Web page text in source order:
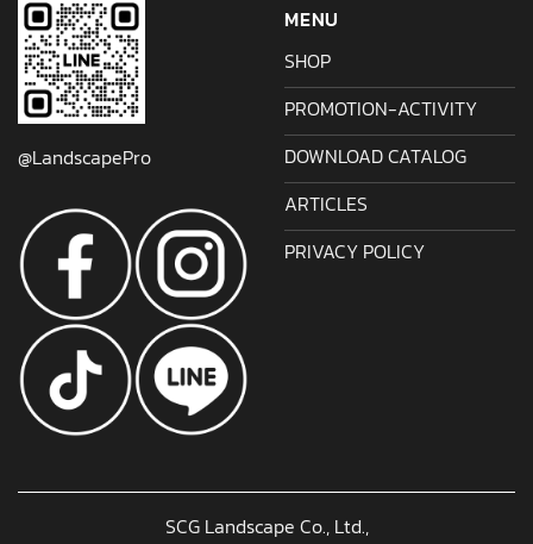
@LandscapePro
MENU
SHOP
PROMOTION-ACTIVITY
DOWNLOAD CATALOG
ARTICLES
PRIVACY POLICY
SCG Landscape Co., Ltd.,